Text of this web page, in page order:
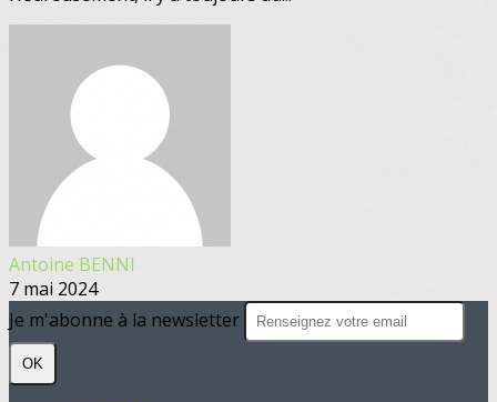
Antoine BENNI
7 mai 2024
Je m'abonne à la newsletter
OK